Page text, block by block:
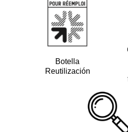
Botella
Reutilización